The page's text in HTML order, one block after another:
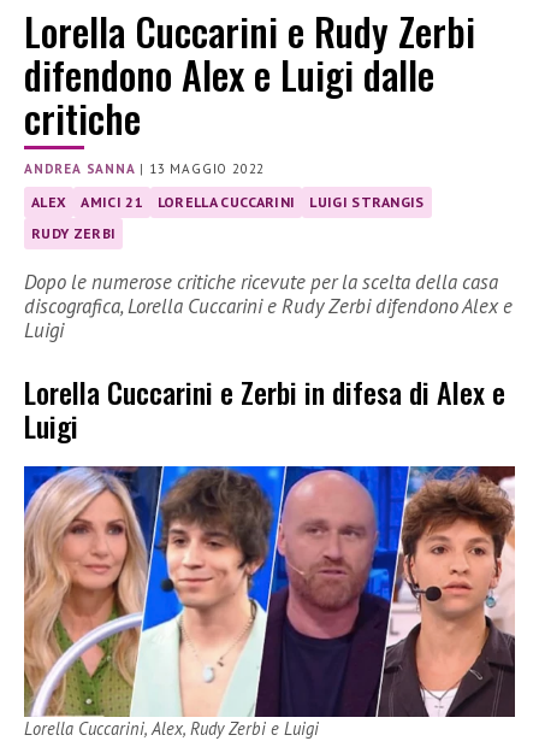
Lorella Cuccarini e Rudy Zerbi
difendono Alex e Luigi dalle
critiche
ANDREA SANNA | 13 MAGGIO 2022
ALEX AMICI 21 LORELLA CUCCARINI
LUIGI STRANGIS
RUDY ZERBI
Dopo le numerose critiche ricevute per la scelta della casa
discografica, Lorella Cuccarini e Rudy Zerbi difendono Alex e
Luigi
Lorella Cuccarini e Zerbi in difesa di Alex e
Luigi
Lorella Cuccarini, Alex, Rudy Zerbi e Luigi